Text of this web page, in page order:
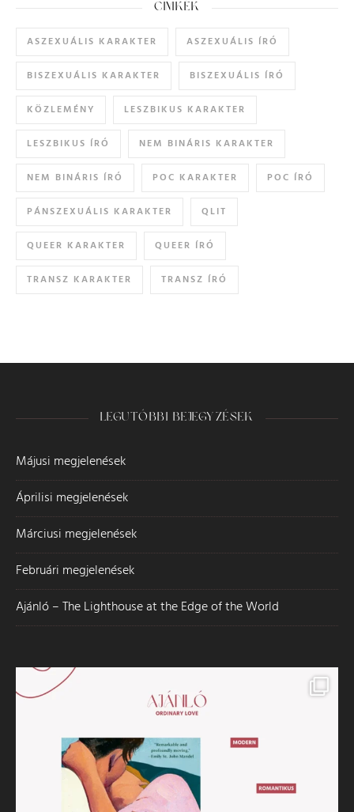
CÍMKÉK
ASZEXUÁLIS KARAKTER ASZEXUÁLIS ÍRÓ
BISZEXUÁLIS KARAKTER BISZEXUÁLIS ÍRÓ
KÖZLEMÉNY LESZBIKUS KARAKTER
LESZBIKUS ÍRÓ NEM BINÁRIS KARAKTER
NEM BINÁRIS ÍRÓ POC KARAKTER POC ÍRÓ
PÁNSZEXUÁLIS KARAKTER QLIT
QUEER KARAKTER QUEER ÍRÓ
TRANSZ KARAKTER TRANSZ ÍRÓ
LEGUTÓBBI BEJEGYZÉSEK
Májusi megjelenések
Áprilisi megjelenések
Márciusi megjelenések
Februári megjelenések
Ajánló – The Lighthouse at the Edge of the World